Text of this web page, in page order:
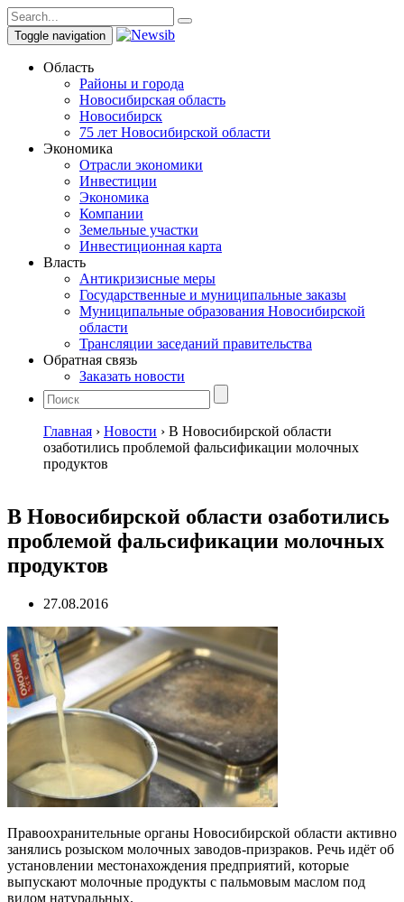
Toggle navigation
Область
Районы и города
Новосибирская область
Новосибирск
75 лет Новосибирской области
Экономика
Отрасли экономики
Инвестиции
Экономика
Компании
Земельные участки
Инвестиционная карта
Власть
Антикризисные меры
Государственные и муниципальные заказы
Муниципальные образования Новосибирской
области
Трансляции заседаний правительства
Обратная связь
Заказать новости
Главная › Новости › В Новосибирской области
озаботились проблемой фальсификации молочных
продуктов
В Новосибирской области озаботились
проблемой фальсификации молочных
продуктов
27.08.2016
Правоохранительные органы Новосибирской области активно
занялись розыском молочных заводов-призраков. Речь идёт об
установлении местонахождения предприятий, которые
выпускают молочные продукты с пальмовым маслом под
видом натуральных.